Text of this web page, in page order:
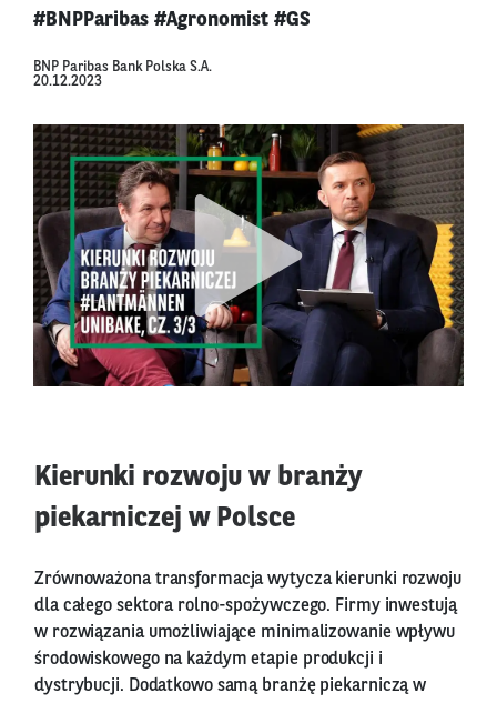
#BNPParibas #Agronomist #GS
BNP Paribas Bank Polska S.A.
20.12.2023
Kierunki rozwoju w branży
piekarniczej w Polsce
Zrównoważona transformacja wytycza kierunki rozwoju
dla całego sektora rolno-spożywczego. Firmy inwestują
w rozwiązania umożliwiające minimalizowanie wpływu
środowiskowego na każdym etapie produkcji i
dystrybucji. Dodatkowo samą branżę piekarniczą w